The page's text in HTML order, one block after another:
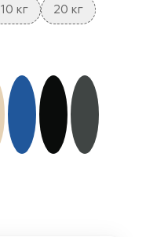
10 кг 20 кг